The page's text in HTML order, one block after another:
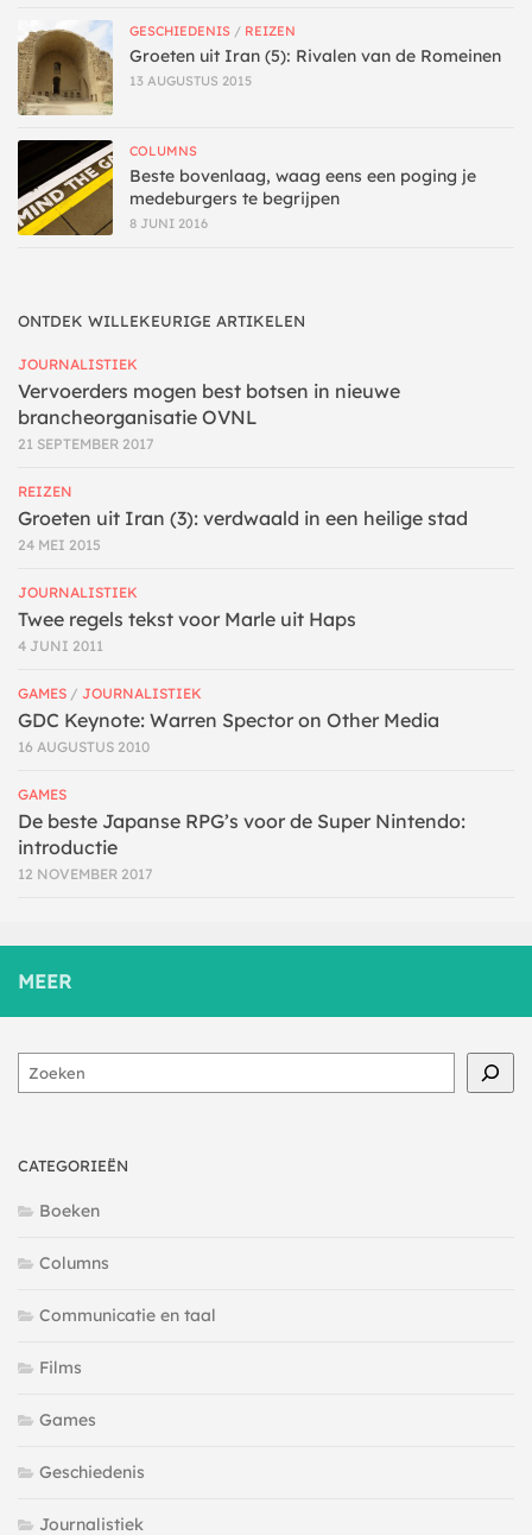
GESCHIEDENIS / REIZEN
Groeten uit Iran (5): Rivalen van de Romeinen
13 AUGUSTUS 2015
COLUMNS
Beste bovenlaag, waag eens een poging je
medeburgers te begrijpen
8 JUNI 2016
ONTDEK WILLEKEURIGE ARTIKELEN
JOURNALISTIEK
Vervoerders mogen best botsen in nieuwe
brancheorganisatie OVNL
21 SEPTEMBER 2017
REIZEN
Groeten uit Iran (3): verdwaald in een heilige stad
24 MEI 2015
JOURNALISTIEK
Twee regels tekst voor Marle uit Haps
4 JUNI 2011
GAMES / JOURNALISTIEK
GDC Keynote: Warren Spector on Other Media
16 AUGUSTUS 2010
GAMES
De beste Japanse RPG’s voor de Super Nintendo:
introductie
12 NOVEMBER 2017
MEER
Zoeken
CATEGORIEËN
Boeken
Columns
Communicatie en taal
Films
Games
Geschiedenis
Journalistiek